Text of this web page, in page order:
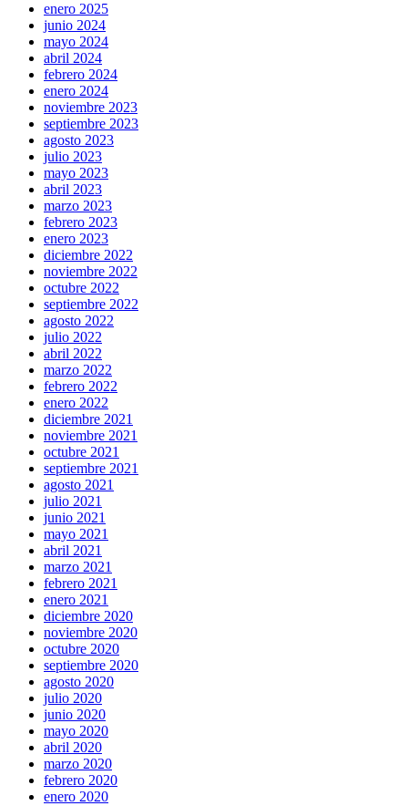
enero 2025
junio 2024
mayo 2024
abril 2024
febrero 2024
enero 2024
noviembre 2023
septiembre 2023
agosto 2023
julio 2023
mayo 2023
abril 2023
marzo 2023
febrero 2023
enero 2023
diciembre 2022
noviembre 2022
octubre 2022
septiembre 2022
agosto 2022
julio 2022
abril 2022
marzo 2022
febrero 2022
enero 2022
diciembre 2021
noviembre 2021
octubre 2021
septiembre 2021
agosto 2021
julio 2021
junio 2021
mayo 2021
abril 2021
marzo 2021
febrero 2021
enero 2021
diciembre 2020
noviembre 2020
octubre 2020
septiembre 2020
agosto 2020
julio 2020
junio 2020
mayo 2020
abril 2020
marzo 2020
febrero 2020
enero 2020